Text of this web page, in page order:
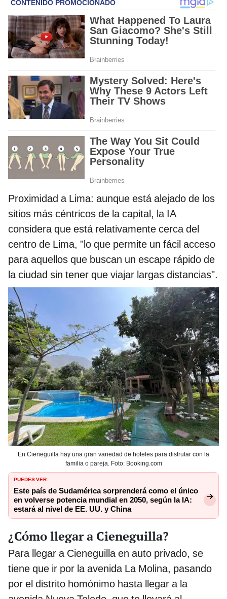
Proximidad a Lima: aunque está alejado de los
sitios más céntricos de la capital, la IA
considera que está relativamente cerca del
centro de Lima, "lo que permite un fácil acceso
para aquellos que buscan un escape rápido de
la ciudad sin tener que viajar largas distancias".
En Cieneguilla hay una gran variedad de hoteles para disfrutar con la
familia o pareja. Foto: Booking.com
PUEDES VER:
Este país de Sudamérica sorprenderá como el único
en volverse potencia mundial en 2050, según la IA:
estará al nivel de EE. UU. y China
¿Cómo llegar a Cieneguilla?
Para llegar a Cieneguilla en auto privado, se
tiene que ir por la avenida La Molina, pasando
por el distrito homónimo hasta llegar a la